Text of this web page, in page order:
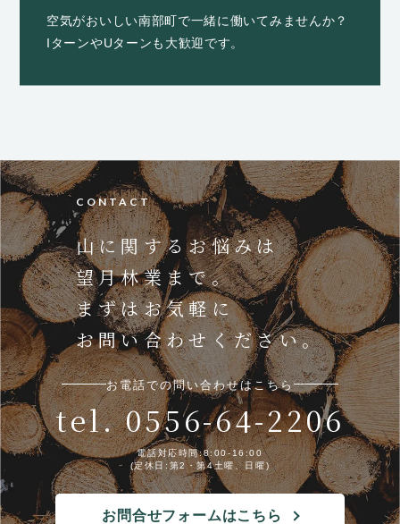
空気がおいしい南部町で一緒に働いてみませんか？
IターンやUターンも大歓迎です。
CONTACT
山に関するお悩みは
望月林業まで。
まずはお気軽に
お問い合わせください。
お電話での問い合わせはこちら
tel. 0556-64-2206
電話対応時間:8:00-16:00
(定休日:第2・第4土曜、日曜)
お問合せフォームはこちら